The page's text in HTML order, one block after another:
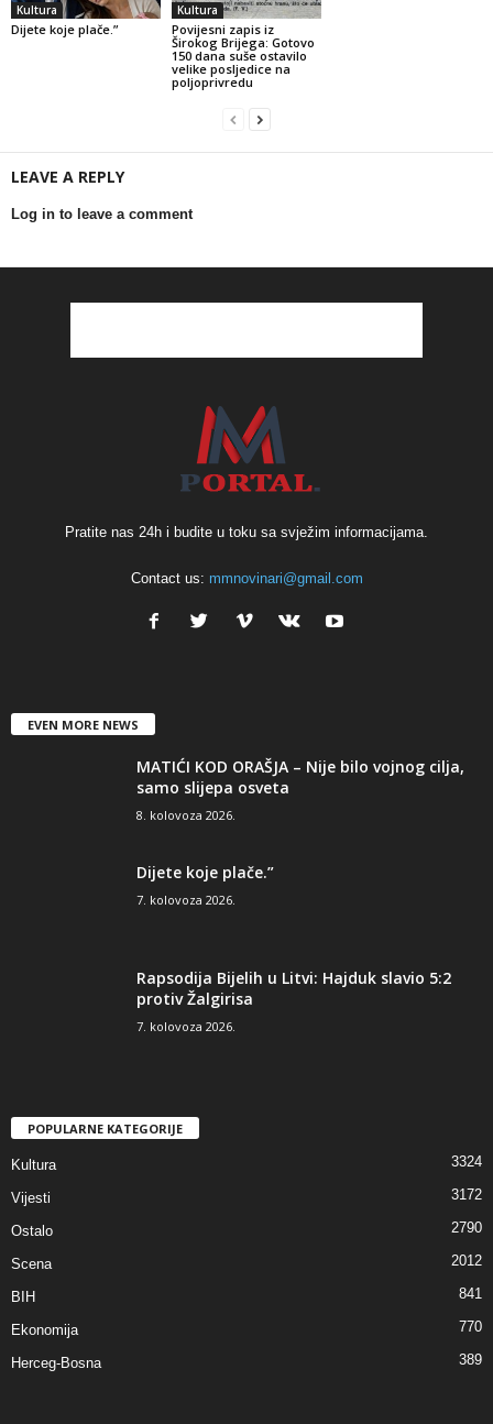
Kultura
Dijete koje plače.”
Kultura
Povijesni zapis iz
Širokog Brijega: Gotovo
150 dana suše ostavilo
velike posljedice na
poljoprivredu
LEAVE A REPLY
Log in to leave a comment
Pratite nas 24h i budite u toku sa svježim informacijama.
Contact us: mmnovinari@gmail.com
EVEN MORE NEWS
MATIĆI KOD ORAŠJA – Nije bilo vojnog cilja,
samo slijepa osveta
8. kolovoza 2026.
Dijete koje plače.”
7. kolovoza 2026.
Rapsodija Bijelih u Litvi: Hajduk slavio 5:2
protiv Žalgirisa
7. kolovoza 2026.
POPULARNE KATEGORIJE
Kultura 3324
Vijesti 3172
Ostalo 2790
Scena 2012
BIH 841
Ekonomija 770
Herceg-Bosna 389